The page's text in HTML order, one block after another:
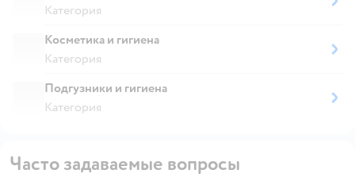
Категория
Косметика и гигиена
Категория
Подгузники и гигиена
Категория
Часто задаваемые вопросы